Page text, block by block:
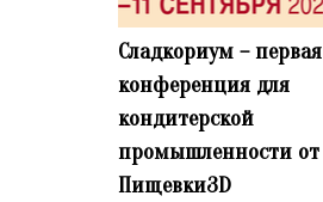
Сладкориум – первая
конференция для
кондитерской
промышленности от
Пищевки3D